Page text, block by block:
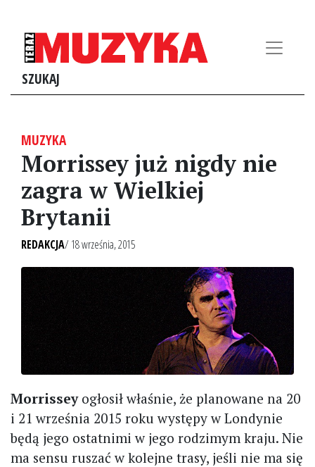
SZUKAJ
MUZYKA
Morrissey już nigdy nie
zagra w Wielkiej
Brytanii
REDAKCJA/ 18 września, 2015
Morrissey ogłosił właśnie, że planowane na 20
i 21 września 2015 roku występy w Londynie
będą jego ostatnimi w jego rodzimym kraju. Nie
ma sensu ruszać w kolejne trasy, jeśli nie ma się